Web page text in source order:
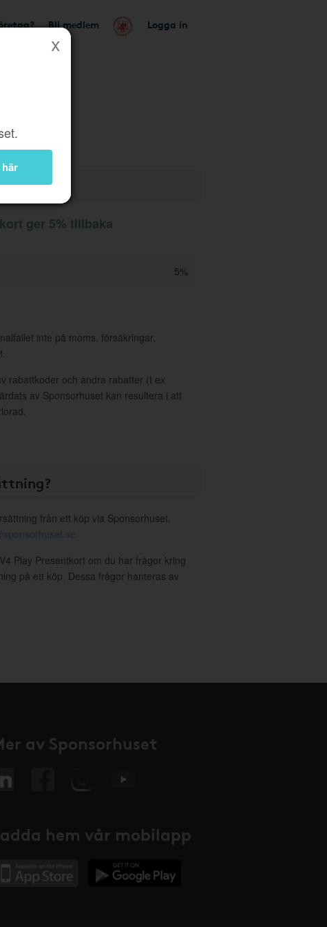
Bli medlem Logga in
ger 5% tillbaka
5%
inte på moms, försäkringar,
rabattkoder och andra rabatter (t ex
av Sponsorhuset kan resultera i att
från ett köp via Sponsorhuset,
Play Presentkort om du har frågor kring
på ett köp. Dessa frågor hanteras av
av Sponsorhuset
hem vår mobilapp